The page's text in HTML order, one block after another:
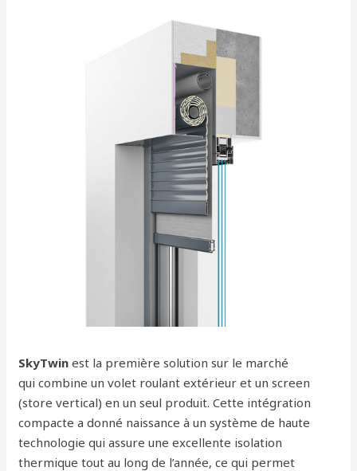
SkyTwin est la première solution sur le marché
qui combine un volet roulant extérieur et un screen
(store vertical) en un seul produit. Cette intégration
compacte a donné naissance à un système de haute
technologie qui assure une excellente isolation
thermique tout au long de l’année, ce qui permet